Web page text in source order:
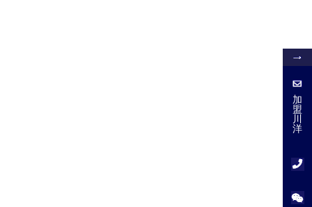
加
盟
川
洋
加
盟
川
服
务